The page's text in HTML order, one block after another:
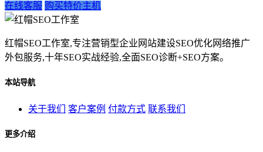
在线客服 购买特价主机
红帽SEO工作室,专注营销型企业网站建设SEO优化网络推广
外包服务,十年SEO实战经验,全面SEO诊断+SEO方案。
本站导航
关于我们 客户案例 付款方式 联系我们
更多介绍